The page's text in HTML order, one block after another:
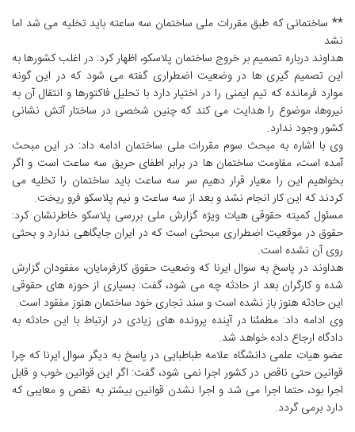
** ساختمانی که طبق مقررات ملی ساختمان سه ساعته باید تخلیه می شد اما
نشد
هداوند درباره تصمیم بر خروج ساختمان پلاسکو، اظهار کرد: در اغلب کشورها به
این تصمیم گیری ها در وضعیت اضطراری گفته می شود که در این گونه
موارد فرمانده که تیم ایمنی را در اختیار دارد با تحلیل فاکتورها و انتقال آن به
نیروها، موضوع را هدایت می کند که چنین شخصی در ساختار آتش نشانی
کشور وجود ندارد.
وی با اشاره به مبحث سوم مقررات ملی ساختمان ادامه داد: در این مبحث
آمده است، مقاومت ساختمان ها در برابر اطفای حریق سه ساعت است و اگر
بخواهیم این را معیار قرار دهیم سر سه ساعت باید ساختمان را تخلیه می
کردند که این کار انجام نشد و بعد از سه ساعت و نیم پلاسکو فرو ریخت.
مسئول کمیته حقوقی هیات ویژه گزارش ملی بررسی پلاسکو خاطرنشان کرد:
حقوق در موقعیت اضطراری مبحثی است که در ایران جایگاهی ندارد و بحثی
روی آن نشده است.
هداوند در پاسخ به سوال ایرنا که وضعیت حقوق کارفرمایان، مفقودان گزارش
شده و کارگران بعد از حادثه چه می شود، گفت: بسیاری از حوزه های حقوقی
این حادثه هنوز باز نشده است و سند تجاری خود ساختمان هنوز مفقود است.
وی ادامه داد: مطمئنا در آینده پرونده های زیادی در ارتباط با این حادثه به
دادگاه ارجاع داده خواهد شد.
عضو هیات علمی دانشگاه علامه طباطبایی در پاسخ به دیگر سوال ایرنا که چرا
قوانین حتی ناقص در کشور اجرا نمی شود، گفت: اگر این قوانین خوب و قابل
اجرا بود، حتما اجرا می شد و اجرا نشدن قوانین بیشتر به نقص و معایبی که
دارد برمی گردد.